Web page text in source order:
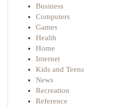
Business
Computers
Games
Health
Home
Internet
Kids and Teens
News
Recreation
Reference